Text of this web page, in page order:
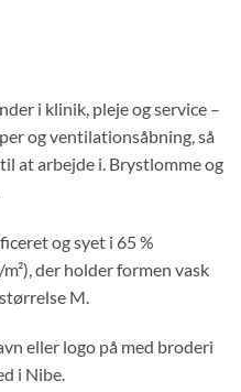
i klinik, pleje og service –
og ventilationsåbning, så
at arbejde i. Brystlomme og
og syet i 65 %
der holder formen vask
M.
eller logo på med broderi
i Nibe.